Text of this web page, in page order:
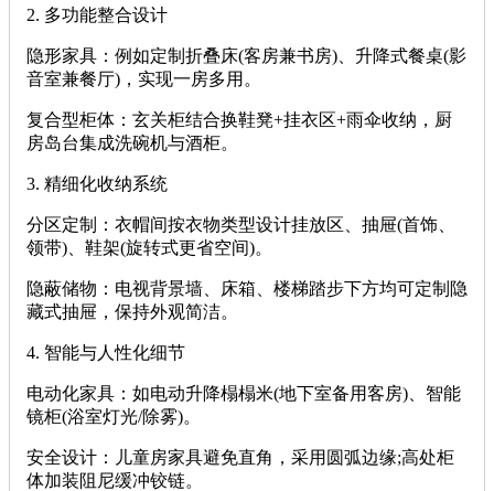
‌2. 多功能整合设计‌
‌隐形家具‌：例如定制折叠床(客房兼书房)、升降式餐桌(影
音室兼餐厅)，实现一房多用。
‌复合型柜体‌：玄关柜结合换鞋凳+挂衣区+雨伞收纳，厨
房岛台集成洗碗机与酒柜。
‌3. 精细化收纳系统‌
‌分区定制‌：衣帽间按衣物类型设计挂放区、抽屉(首饰、
领带)、鞋架(旋转式更省空间)。
‌隐蔽储物‌：电视背景墙、床箱、楼梯踏步下方均可定制隐
藏式抽屉，保持外观简洁。
‌4. 智能与人性化细节‌
‌电动化家具‌：如电动升降榻榻米(地下室备用客房)、智能
镜柜(浴室灯光/除雾)。
‌安全设计‌：儿童房家具避免直角，采用圆弧边缘;高处柜
体加装阻尼缓冲铰链。